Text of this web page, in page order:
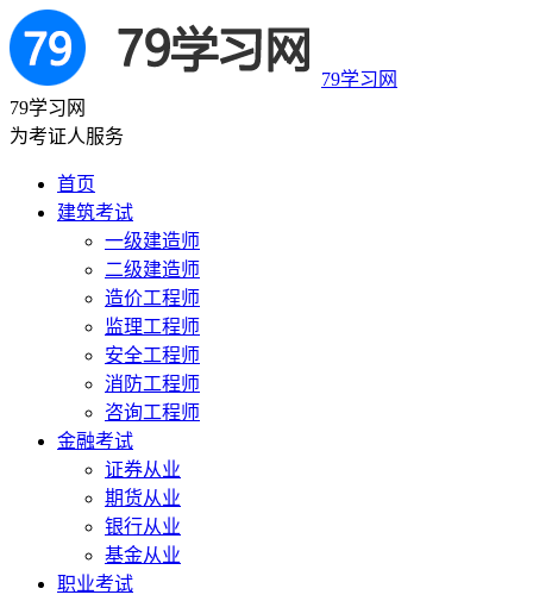
79学习网
79学习网
为考证人服务
首页
建筑考试
一级建造师
二级建造师
造价工程师
监理工程师
安全工程师
消防工程师
咨询工程师
金融考试
证券从业
期货从业
银行从业
基金从业
职业考试